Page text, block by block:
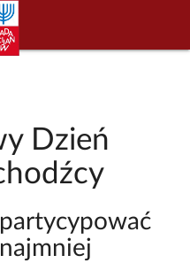
Dzień